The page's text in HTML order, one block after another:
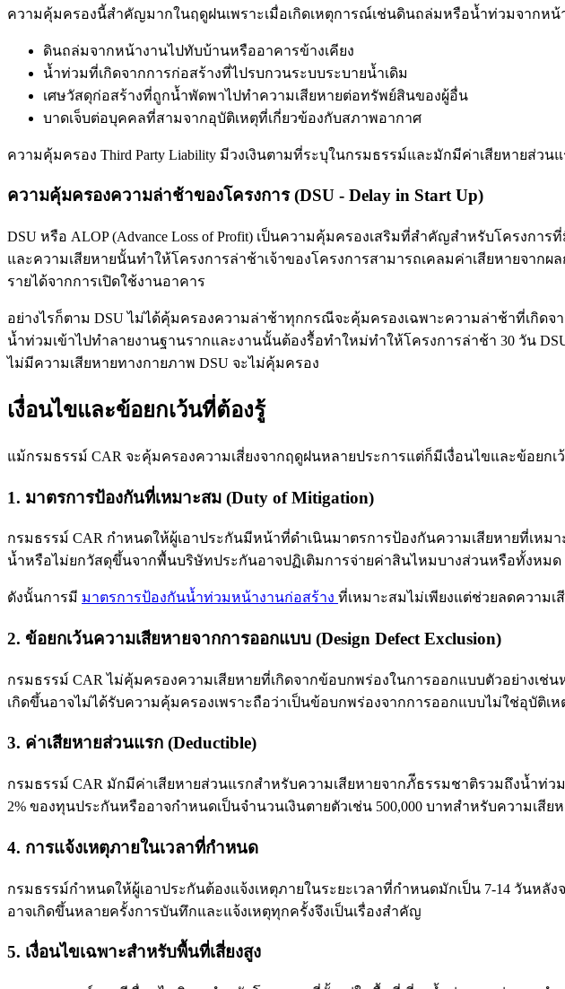
ความคุ้มครองนี้สำคัญมากในฤดูฝนเพราะเมื่อเกิดเหตุการณ์เช่นดินถล่มหรือน้ำท่วมจาก
ดินถล่มจากหน้างานไปทับบ้านหรืออาคารข้างเคียง
น้ำท่วมที่เกิดจากการก่อสร้างที่ไปรบกวนระบบระบายน้ำเดิม
เศษวัสดุก่อสร้างที่ถูกน้ำพัดพาไปทำความเสียหายต่อทรัพย์สินของผู้อื่น
บาดเจ็บต่อบุคคลที่สามจากอุบัติเหตุที่เกี่ยวข้องกับสภาพอากาศ
ความคุ้มครอง Third Party Liability มีวงเงินตามที่ระบุในกรมธรรม์และมักมีค่าเสียหายส่วนแ
ความคุ้มครองความล่าช้าของโครงการ (DSU - Delay in Start Up)
DSU หรือ ALOP (Advance Loss of Profit) เป็นความคุ้มครองเสริมที่สำคัญสำหรับโครง
และความเสียหายนั้นทำให้โครงการล่าช้าเจ้าของโครงการสามารถเคลมค่าเสียหายจาก
รายได้จากการเปิดใช้งานอาคาร
อย่างไรก็ตาม DSU ไม่ได้คุ้มครองความล่าช้าทุกกรณีจะคุ้มครองเฉพาะความล่าช้าที่เกิ
น้ำท่วมเข้าไปทำลายงานฐานรากและงานนั้นต้องรื้อทำใหม่ทำให้โครงการล่าช้า 30 วัน
ไม่มีความเสียหายทางกายภาพ DSU จะไม่คุ้มครอง
เงื่อนไขและข้อยกเว้นที่ต้องรู้
แม้กรมธรรม์ CAR จะคุ้มครองความเสี่ยงจากฤดูฝนหลายประการแต่ก็มีเงื่อนไขและข้อยกเ
1. มาตรการป้องกันที่เหมาะสม (Duty of Mitigation)
กรมธรรม์ CAR กำหนดให้ผู้เอาประกันมีหน้าที่ดำเนินมาตรการป้องกันความเสียหายที่เห
น้ำหรือไม่ยกวัสดุขึ้นจากพื้นบริษัทประกันอาจปฏิเติมการจ่ายค่าสินไหมบางส่วนหรือทั้งหมด
ดังนั้นการมี มาตรการป้องกันน้ำท่วมหน้างานก่อสร้าง ที่เหมาะสมไม่เพียงแต่ช่วยลดความ
2. ข้อยกเว้นความเสียหายจากการออกแบบ (Design Defect Exclusion)
กรมธรรม์ CAR ไม่คุ้มครองความเสียหายที่เกิดจากข้อบกพร่องในการออกแบบตัวอย่างเ
เกิดขึ้นอาจไม่ได้รับความคุ้มครองเพราะถือว่าเป็นข้อบกพร่องจากการออกแบบไม่ใช่อุบัติเ
3. ค่าเสียหายส่วนแรก (Deductible)
กรมธรรม์ CAR มักมีค่าเสียหายส่วนแรกสำหรับความเสียหายจากภัีธรรมชาติรวมถึงน้ำท่
2% ของทุนประกันหรืออาจกำหนดเป็นจำนวนเงินตายตัวเช่น 500,000 บาทสำหรับความเสีย
4. การแจ้งเหตุภายในเวลาที่กำหนด
กรมธรรม์กำหนดให้ผู้เอาประกันต้องแจ้งเหตุภายในระยะเวลาที่กำหนดมักเป็น 7-14 วันห
อาจเกิดขึ้นหลายครั้งการบันทึกและแจ้งเหตุทุกครั้งจึงเป็นเรื่องสำคัญ
5. เงื่อนไขเฉพาะสำหรับพื้นที่เสี่ยงสูง